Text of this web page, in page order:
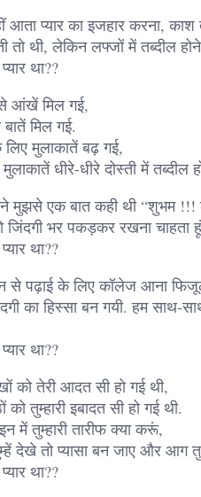
आता प्यार का इजहार करना,
तो थी, लेकिन लफ्जों में तब्दील
था??
आंखें मिल गई,
बातें मिल गई.
लिए मुलाकातें बढ़ गई,
धीरे-धीरे दोस्ती में तब्दील
मुझसे एक बात कही थी “शुभम !!!
जिंदगी भर पकड़कर रखना चाहता
था??
से पढ़ाई के लिए कॉलेज आना
का हिस्सा बन गयी. हम
था??
को तेरी आदत सी हो गई थी,
को तुम्हारी इबादत सी हो गई थी.
में तुम्हारी तारीफ क्या करूं,
देखे तो प्यासा बन जाए और
था??